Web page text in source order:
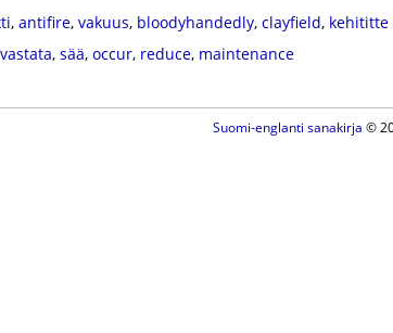
, antifire, vakuus, bloodyhandedly, clayfield, kehititte
vastata, sää, occur, reduce, maintenance
Suomi-englanti sanakirja ©